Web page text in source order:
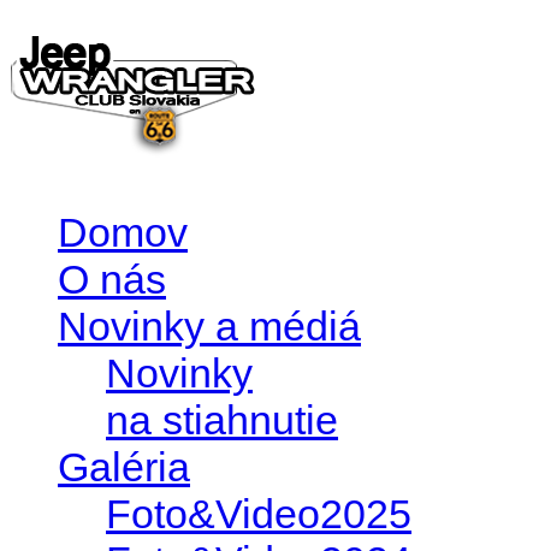
Domov
O nás
Novinky a médiá
Novinky
na stiahnutie
Galéria
Foto&Video2025